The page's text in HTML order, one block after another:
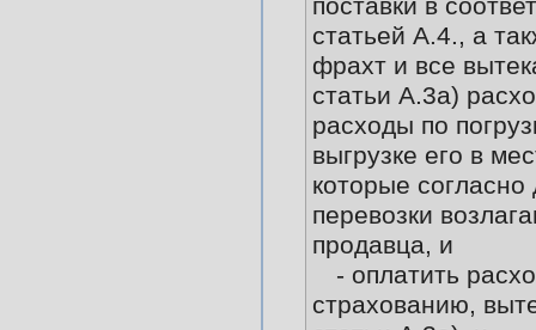
поставки в
статьей А.4., а
фрахт и все
статьи А.3а)
расходы по
выгрузке его в
которые согласно
перевозки
продавца, и
- оплатить
страхованию,